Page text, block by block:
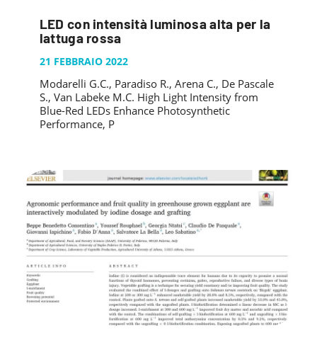
TASK 3.6
TASK 3.7
TASK 3.9
TASK 3.10
ARTICOLO DELLA SETTIMANA
RASSEGNA STAMPA
GALLERY
FOTO GALLERY
VIDEO GALLERY
CONTATTI
LED con intensità luminosa alta per la
lattuga rossa
21 FEBBRAIO 2022
Modarelli G.C., Paradiso R., Arena C., De Pascale
S., Van Labeke M.C. High Light Intensity from
Blue-Red LEDs Enhance Photosynthetic
Performance, P